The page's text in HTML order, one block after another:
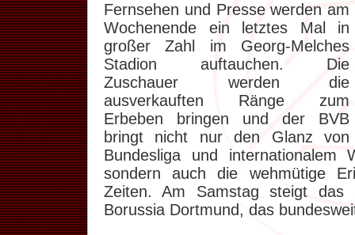
Fernsehen und Presse werden am
Wochenende ein letztes Mal in
großer Zahl im Georg-Melches
Stadion auftauchen. Die
Zuschauer werden die
ausverkauften Ränge zum
Erbeben bringen und der BVB
bringt nicht nur den Glanz von
Bundesliga und internationalem
sondern auch die wehmütige
Zeiten. Am Samstag steigt das
Borussia Dortmund, das